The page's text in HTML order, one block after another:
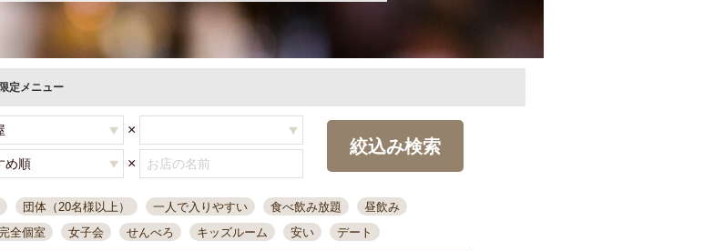
定メニュー
×
×
絞込み検索
団体（20名様以上） 一人で入りやすい 食べ飲み放題
昼飲み
全個室 女子会 せんべろ キッズルーム 安い
デート